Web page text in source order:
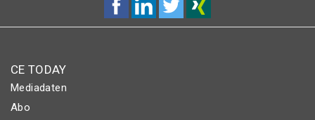
CE TODAY
Mediadaten
Abo